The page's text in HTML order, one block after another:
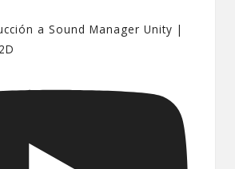
a Sound Manager Unity |